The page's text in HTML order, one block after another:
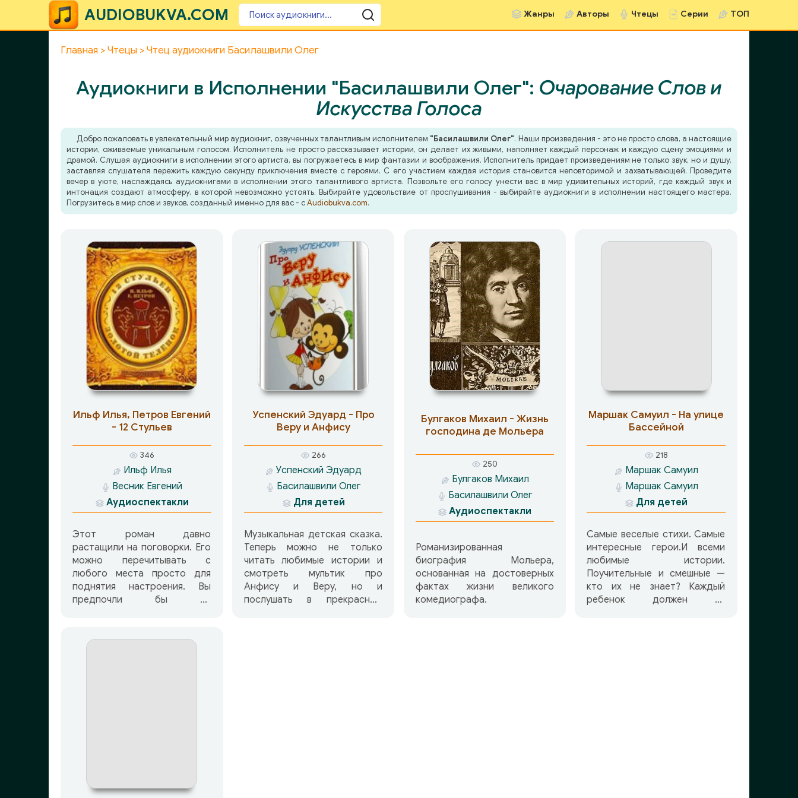
AUDIOBUKVA.COM Жанры Авторы Чтецы Серии ТОП
Главная Чтецы Чтец аудиокниги Басилашвили Олег
Аудиокниги в Исполнении "Басилашвили Олег": Очарование Слов и
Искусства Голоса
Добро пожаловать в увлекательный мир аудиокниг, озвученных талантливым исполнителем "Басилашвили Олег". Наши произведения - это не просто слова, а настоящие
истории, оживаемые уникальным голосом. Исполнитель не просто рассказывает истории, он делает их живыми, наполняет каждый персонаж и каждую сцену эмоциями и
драмой. Слушая аудиокниги в исполнении этого артиста, вы погружаетесь в мир фантазии и воображения. Исполнитель придает произведениям не только звук, но и душу,
заставляя слушателя пережить каждую секунду приключения вместе с героями. С его участием каждая история становится неповторимой и захватывающей. Проведите
вечер в уюте, наслаждаясь аудиокнигами в исполнении этого талантливого артиста. Позвольте его голосу унести вас в мир удивительных историй, где каждый звук и
интонация создают атмосферу, в которой невозможно устоять. Выбирайте удовольствие от прослушивания - выбирайте аудиокниги в исполнении настоящего мастера.
Погрузитесь в мир слов и звуков, созданный именно для вас - сAudiobukva.com.
Ильф Илья, Петров Евгений
- 12 Стульев
346
Ильф Илья
Весник Евгений
Аудиоспектакли
Этот роман давно
растащили на поговорки. Его
можно перечитывать с
любого места просто для
поднятия настроения. Вы
предпочли бы не
может, вам дать еще и ключ
Успенский Эдуард - Про
Веру и Анфису
266
Успенский Эдуард
Басилашвили Олег
Для детей
Музыкальная детская сказка.
Теперь можно не только
читать любимые истории и
смотреть мультик про
Анфису и Веру, но и
послушать в прекрасном
Булгаков Михаил - Жизнь
господина де Мольера
250
Булгаков Михаил
Басилашвили Олег
Аудиоспектакли
Романизированная
биография Мольера,
основанная на достоверных
фактах жизни великого
комедиографа.
Маршак Самуил - На улице
Бассейной
218
Маршак Самуил
Маршак Самуил
Для детей
Самые веселые стихи. Самые
интересные герои.И всеми
любимые истории.
Поучительные и смешные —
кто их не знает? Каждый
ребенок должен их